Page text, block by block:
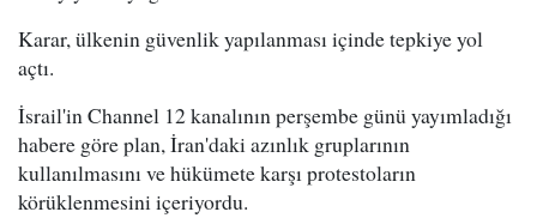
Karar, ülkenin güvenlik yapılanması içinde tepkiye yol
açtı.
İsrail'in Channel 12 kanalının perşembe günü yayımladığı
habere göre plan, İran'daki azınlık gruplarının
kullanılmasını ve hükümete karşı protestoların
körüklenmesini içeriyordu.